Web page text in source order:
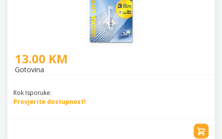
13.00 KM
Gotovina
Rok Isporuke:
Provjerite dostupnost!